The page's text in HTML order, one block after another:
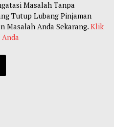
Masalah Tanpa
Tutup Lubang Pinjaman
Masalah Anda Sekarang. Klik